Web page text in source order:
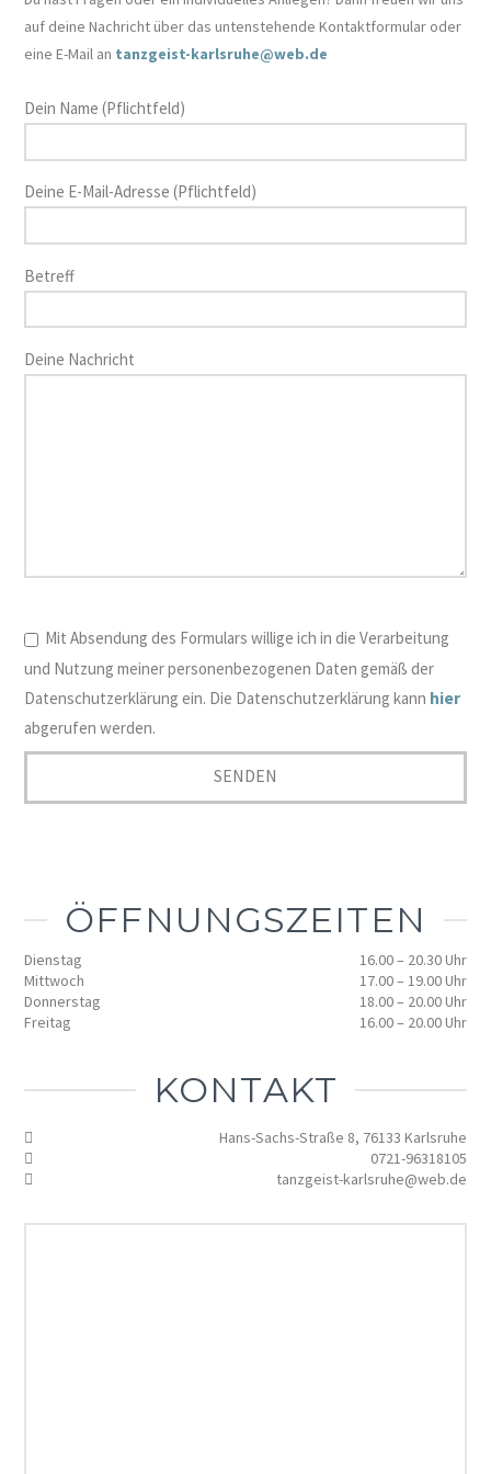
auf deine Nachricht über das untenstehende Kontaktformular oder
eine E-Mail an tanzgeist-karlsruhe@web.de
Dein Name (Pflichtfeld)
Deine E-Mail-Adresse (Pflichtfeld)
Betreff
Deine Nachricht
Mit Absendung des Formulars willige ich in die Verarbeitung
und Nutzung meiner personenbezogenen Daten gemäß der
Datenschutzerklärung ein. Die Datenschutzerklärung kann hier
abgerufen werden.
ÖFFNUNGSZEITEN
Dienstag
16.00 – 20.30 Uhr
Mittwoch
17.00 – 19.00 Uhr
Donnerstag
18.00 – 20.00 Uhr
Freitag
16.00 – 20.00 Uhr
KONTAKT
Hans-Sachs-Straße 8, 76133 Karlsruhe
0721-96318105
tanzgeist-karlsruhe@web.de